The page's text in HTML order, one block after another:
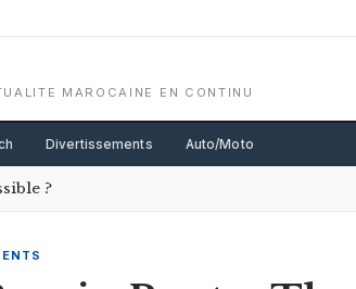
MAROCAINE EN CONTINU
Divertissements Auto/Moto
?